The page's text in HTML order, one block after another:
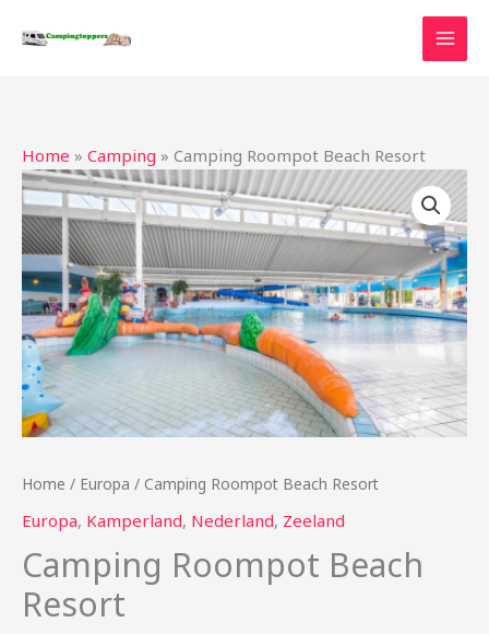
naar
Home » Camping » Camping Roompot Beach Resort
Home / Europa / Camping Roompot Beach Resort
Europa, Kamperland, Nederland, Zeeland
Camping Roompot Beach
Resort